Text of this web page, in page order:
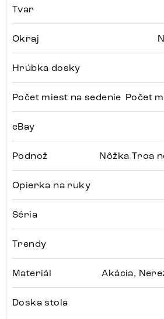
Tvar
Okraj
Hrúbka dosky
Počet miest na sedenie Počet
eBay
Podnož Nôžka Troa
Opierka na ruky
Séria
Trendy
Materiál Akácia,
Doska stola